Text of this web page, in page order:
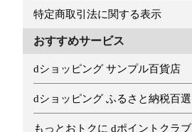
特定商取引法に関する表示
おすすめサービス
dショッピング サンプル百貨店
dショッピング ふるさと納税百選
もっとおトクに dポイントクラブ